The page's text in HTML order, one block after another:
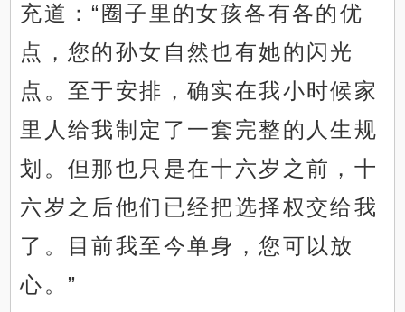
充道：“圈子里的女孩各有各的优
点，您的孙女自然也有她的闪光
点。至于安排，确实在我小时候家
里人给我制定了一套完整的人生规
划。但那也只是在十六岁之前，十
六岁之后他们已经把选择权交给我
了。目前我至今单身，您可以放
心。”